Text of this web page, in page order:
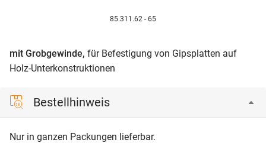
85.311.62 - 65
mit Grobgewinde, für Befestigung von Gipsplatten auf
Holz-Unterkonstruktionen
Bestellhinweis
Nur in ganzen Packungen lieferbar.